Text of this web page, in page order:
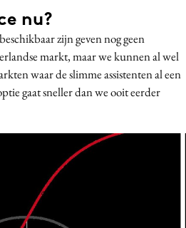
nu?
zijn geven nog geen
markt, maar we kunnen al wel
waar de slimme assistenten al een
gaat sneller dan we ooit eerder